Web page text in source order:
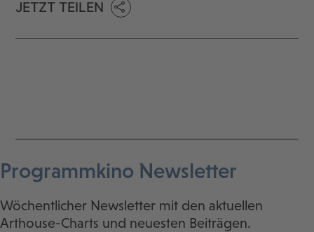
JETZT TEILEN
Programmkino Newsletter
Wöchentlicher Newsletter mit den aktuellen
Arthouse-Charts und neuesten Beiträgen.